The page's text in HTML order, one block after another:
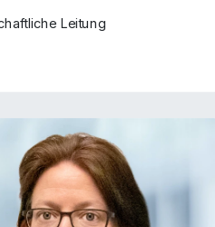
Leitung